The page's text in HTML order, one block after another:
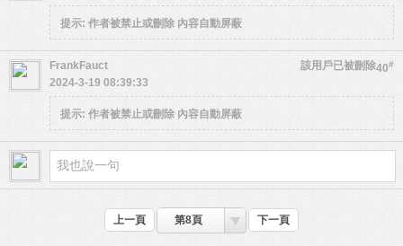
提示: 作者被禁止或刪除 內容自動屏蔽
40#
FrankFauct
該用戶已被刪除
2024-3-19 08:39:33
提示: 作者被禁止或刪除 內容自動屏蔽
上一頁 第8頁 下一頁